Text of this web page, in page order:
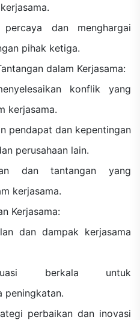
percaya dan menghargai
pihak ketiga.
dalam Kerjasama:
konflik yang
kerjasama.
pendapat dan kepentingan
perusahaan lain.
dan tantangan yang
kerjasama.
Kerjasama:
dan dampak kerjasama
berkala untuk
peningkatan.
perbaikan dan inovasi